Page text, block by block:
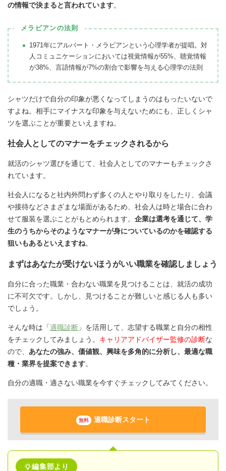
の情報で決まると言われています。
メラビアンの法則
1971年にアルバート・メラビアンという心理学者が提唱。対
人コミュニケーションにおいては視覚情報が55%、聴覚情報
が38%、言語情報が7%の割合で影響を与える心理学の法則
シャツだけで自分の印象が悪くなってしまうのはもったいないで
すよね。相手にマイナスな印象を与えないためにも、正しくシャ
ツを選ぶことが重要といえますね。
社会人としてのマナーをチェックされるから
就活のシャツ選びを通じて、社会人としてのマナーもチェックさ
れています。
社会人になると社内外問わず多くの人とやり取りをしたり、会議
や接待などさまざまな場面があるため、社会人は時と場合に合わ
せて服装を選ぶことがもとめられます。 企業は選考を通じて、学
生のうちからそのようなマナーが身についているのかを確認する
狙いもあるといえますね。
まずはあなたが受けないほうがいい職業を確認しましょう
自分に合った職業・合わない職業を見つけることは、就活の成功
に不可欠です。しかし、見つけることが難しいと感じる人も多い
でしょう。
そんな時は「適職診断 」を活用して、志望する職業と自分の相性
をチェックしてみましょう。 キャリアアドバイザー監修の診断な
ので、 あなたの強み、価値観、興味を多角的に分析し、最適な職
種・業界を提案できます。
自分の適職・適さない職業を今すぐチェックしてみてください。
無料 適職診断スタート
編集部より